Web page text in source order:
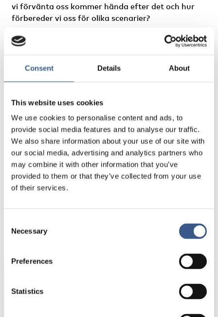
Consent Details About
This website uses cookies
We use cookies to personalise content and ads, to
provide social media features and to analyse our traffic.
We also share information about your use of our site with
our social media, advertising and analytics partners who
may combine it with other information that you’ve
provided to them or that they’ve collected from your use
of their services.
Selection
Necessary
Preferences
Statistics
vi förvänta oss kommer hända efter det och hur
förbereder vi oss för olika scenarier?
Konferensen riktas till praktiker,
civilsamhället och media som är intresserade av
Program och anmälan.
Konferensen hålls på engelska.
Sista dagen för anmälan är fredagen 14 april
Få nyhetsbrev och aviseringar om nya